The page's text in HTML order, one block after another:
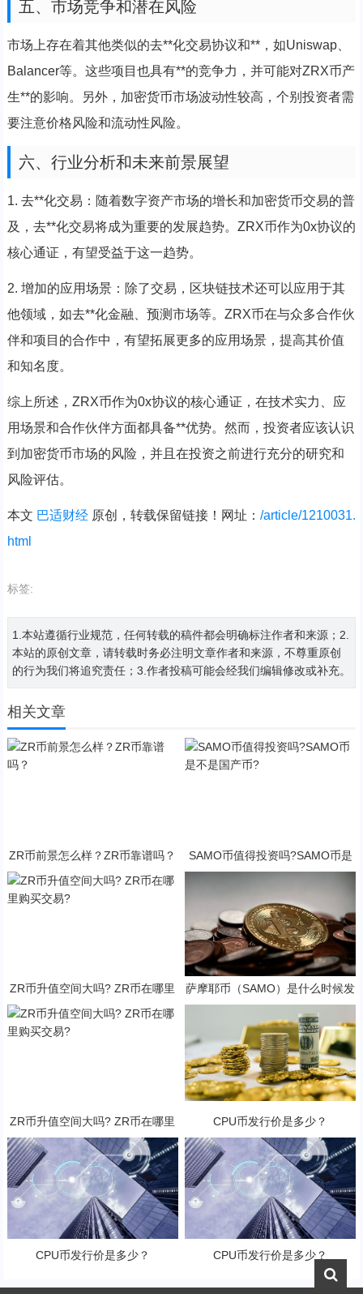
五、市场竞争和潜在风险
市场上存在着其他类似的去**化交易协议和**，如Uniswap、
Balancer等。这些项目也具有**的竞争力，并可能对ZRX币产
生**的影响。另外，加密货币市场波动性较高，个别投资者需
要注意价格风险和流动性风险。
六、行业分析和未来前景展望
1. 去**化交易：随着数字资产市场的增长和加密货币交易的普
及，去**化交易将成为重要的发展趋势。ZRX币作为0x协议的
核心通证，有望受益于这一趋势。
2. 增加的应用场景：除了交易，区块链技术还可以应用于其
他领域，如去**化金融、预测市场等。ZRX币在与众多合作伙
伴和项目的合作中，有望拓展更多的应用场景，提高其价值
和知名度。
综上所述，ZRX币作为0x协议的核心通证，在技术实力、应
用场景和合作伙伴方面都具备**优势。然而，投资者应该认识
到加密货币市场的风险，并且在投资之前进行充分的研究和
风险评估。
本文 巴适财经原创，转载保留链接！网址： /article/1210031.
html
标签:
1.本站遵循行业规范，任何转载的稿件都会明确标注作者和来源；2.
本站的原创文章，请转载时务必注明文章作者和来源，不尊重原创
的行为我们将追究责任；3.作者投稿可能会经我们编辑修改或补充。
相关文章
ZR币前景怎么样？ZR币靠谱吗？
SAMO币值得投资吗?SAMO币是
不是国产币?
ZR币升值空间大吗? ZR币在哪里
萨摩耶币（SAMO）是什么时候发
行的？SAMO币可以做什么？
ZR币升值空间大吗? ZR币在哪里
购买交易?
CPU币发行价是多少？
CPU币发行价是多少？ CPU币发行价是多少？